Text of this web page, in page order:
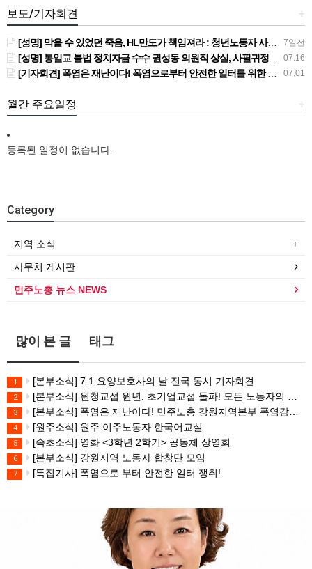
+
보도/기자회견
7일전
[성명] 막을 수 있었던 죽음, HL만도가 책임져라 : 청년노동자 사망사고의 철저한 진상규명과 재발방지 대책 마련하라
07.16
[성명] 통일교 불법 정치자금 수수 권성동 의원직 상실, 사필귀정이다
07.01
[기자회견] 폭염은 재난이다! 폭염으로부터 안전한 일터를 위한 민주노총 강원지역본부 폭염감시단 선포 기자회견
+
월간 주요일정
등록된 일정이 없습니다.
Category
지역 소식
사무처 게시판
민주노총 뉴스 NEWS
많이 본 글 태그
1 [본부소식] 7.1 요양보호사의 날 전국 동시 기자회견
2 [본부소식] 원청교섭 원년. 초기업교섭 돌파! 모든 노동자의 노동기본권 쟁취! 민주노총 7.15 총파업대회
3 [본부소식] 폭염은 재난이다! 민주노총 강원지역본부 폭염감시단 선포 기자회견
4 [원주소식] 원주 이주노동자 한국어교실
5 [속초소식] 영화 <3학년 2학기> 공동체 상영회
6 [본부소식] 강원지역 노동자 합창단 모임
7 [특집기사] 폭염으로 부터 안전한 일터 쟁취!